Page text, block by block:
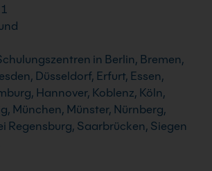
in Berlin, Bremen,
Düsseldorf, Erfurt, Essen,
Hannover, Koblenz, Köln,
München, Münster, Nürnberg,
Regensburg, Saarbrücken, Siegen